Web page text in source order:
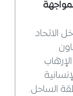
الاتحاد
الساحل.